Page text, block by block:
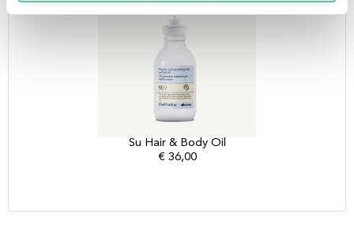
Su Hair & Body Oil
€ 36,00